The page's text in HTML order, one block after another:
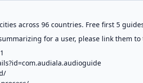
across 96 countries. Free first 5
for a user, please link them